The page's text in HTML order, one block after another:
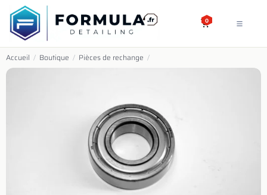
SE RENDRE AU CONTENU
0
Accueil / Boutique / Pièces de rechange /